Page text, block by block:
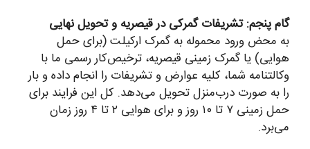
گام پنجم: تشریفات گمرکی در قیصریه و تحویل نهایی
به محض ورود محموله به گمرک ارکیلت (برای حمل
هوایی) یا گمرک زمینی قیصریه، ترخیص‌کار رسمی ما با
وکالتنامه شما، کلیه عوارض و تشریفات را انجام داده و بار
را به صورت درب‌منزل تحویل می‌دهد. کل این فرایند برای
حمل زمینی ۷ تا ۱۰ روز و برای هوایی ۲ تا ۴ روز زمان
می‌برد.